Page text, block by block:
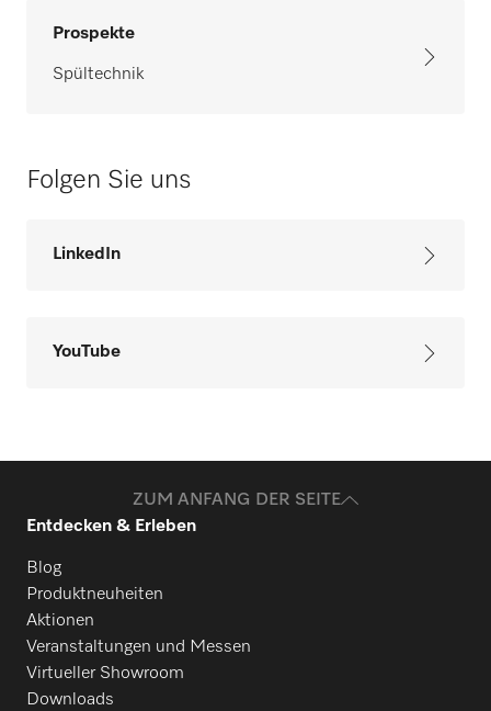
Prospekte
Spültechnik
Folgen Sie uns
LinkedIn
YouTube
ZUM ANFANG DER SEITE
Entdecken & Erleben
Blog
Produktneuheiten
Aktionen
Veranstaltungen und Messen
Virtueller Showroom
Downloads